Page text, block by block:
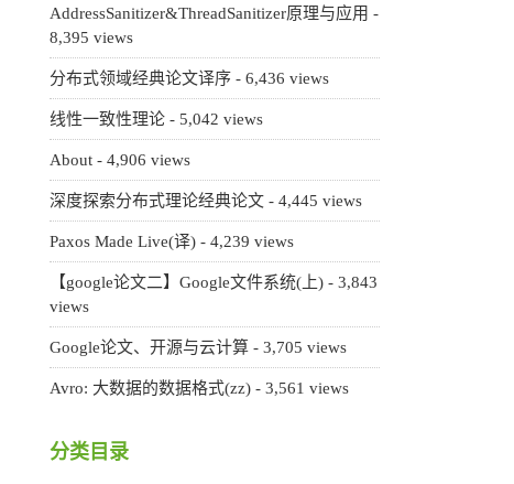
AddressSanitizer&ThreadSanitizer原理与应用 -
8,395 views
分布式领域经典论文译序 - 6,436 views
线性一致性理论 - 5,042 views
About - 4,906 views
深度探索分布式理论经典论文 - 4,445 views
Paxos Made Live(译) - 4,239 views
【google论文二】Google文件系统(上) - 3,843
views
Google论文、开源与云计算 - 3,705 views
Avro: 大数据的数据格式(zz) - 3,561 views
分类目录